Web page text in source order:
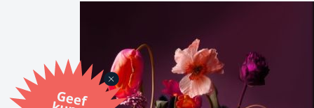
G
eef
u
n
st
a
d
o
m
et
e SB
K
u
n
stb
o
n